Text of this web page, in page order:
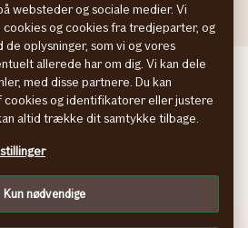
SE
FI
NO
Cookies
Tilpas
In English
facebook
websteder og sociale medier. Vi
og cookies fra tredjeparter, og
oplysninger, som vi og vores
allerede har om dig. Vi kan dele
med disse partnere. Du kan
og identifikatorer eller justere
altid trække dit samtykke tilbage.
Kun nødvendige